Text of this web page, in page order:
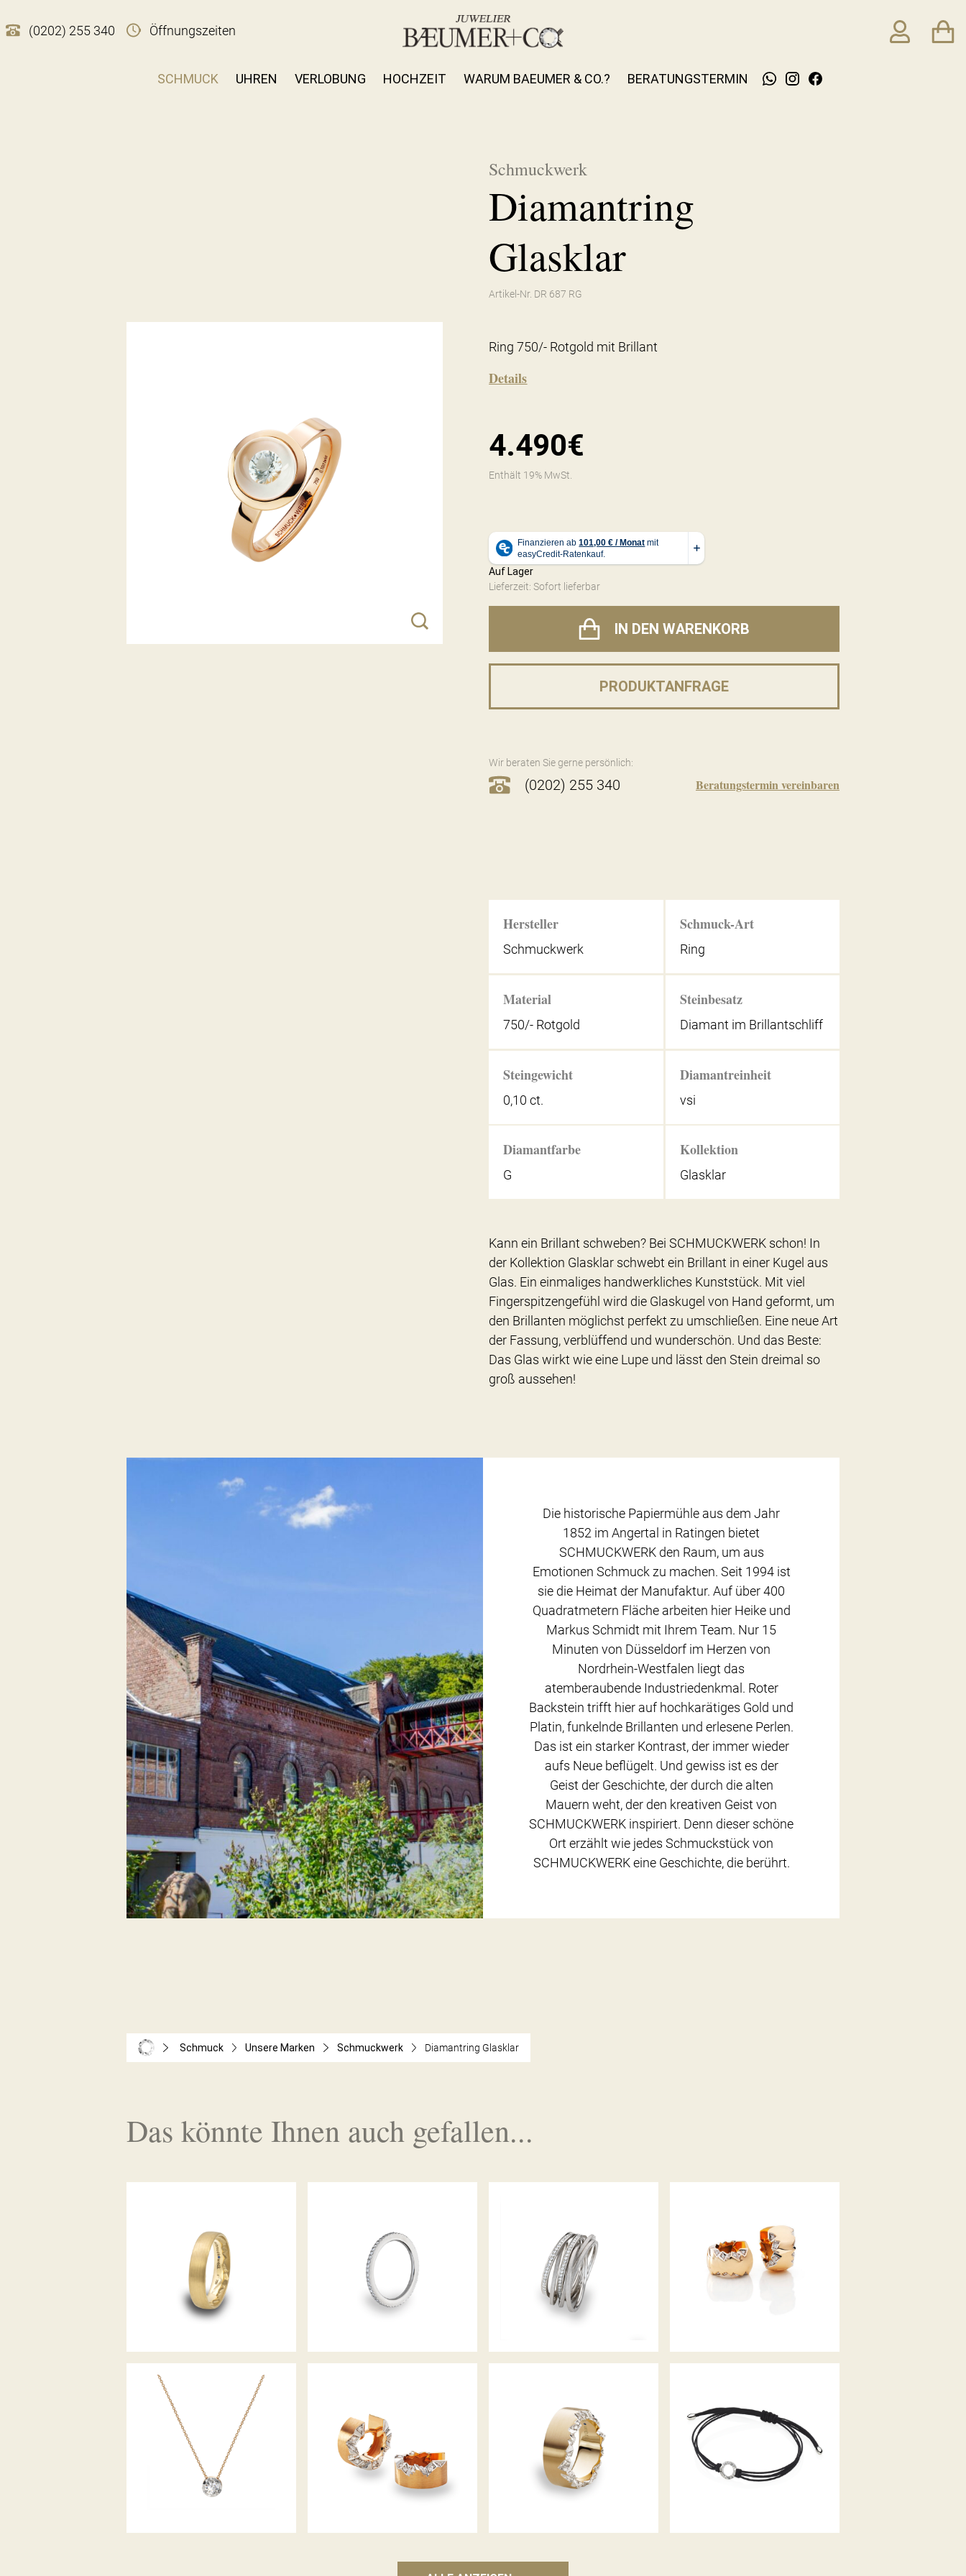
(0202) 255 340 Öffnungszeiten
SCHMUCK UHREN VERLOBUNG HOCHZEIT WARUM BAEUMER & CO.? BERATUNGSTERMIN
Schmuckwerk
Diamantring
Glasklar
Artikel-Nr. DR 687 RG
Ring 750/- Rotgold mit Brillant
Details
4.490€
Enthält 19% MwSt.
Auf Lager
Lieferzeit: Sofort lieferbar
IN DEN WARENKORB
PRODUKTANFRAGE
Wir beraten Sie gerne persönlich:
(0202) 255 340 Beratungstermin vereinbaren
Hersteller
Schmuckwerk
Schmuck-Art
Ring
Material
750/- Rotgold
Steinbesatz
Diamant im Brillantschliff
Steingewicht
0,10 ct.
Diamantreinheit
vsi
Diamantfarbe
G
Kollektion
Glasklar
Kann ein Brillant schweben? Bei SCHMUCKWERK schon! In
der Kollektion Glasklar schwebt ein Brillant in einer Kugel aus
Glas. Ein einmaliges handwerkliches Kunststück. Mit viel
Fingerspitzengefühl wird die Glaskugel von Hand geformt, um
den Brillanten möglichst perfekt zu umschließen. Eine neue Art
der Fassung, verblüffend und wunderschön. Und das Beste:
Das Glas wirkt wie eine Lupe und lässt den Stein dreimal so
groß aussehen!
Die historische Papiermühle aus dem Jahr
1852 im Angertal in Ratingen bietet
SCHMUCKWERK den Raum, um aus
Emotionen Schmuck zu machen. Seit 1994 ist
sie die Heimat der Manufaktur. Auf über 400
Quadratmetern Fläche arbeiten hier Heike und
Markus Schmidt mit Ihrem Team. Nur 15
Minuten von Düsseldorf im Herzen von
Nordrhein-Westfalen liegt das
atemberaubende Industriedenkmal. Roter
Backstein trifft hier auf hochkarätiges Gold und
Platin, funkelnde Brillanten und erlesene Perlen.
Das ist ein starker Kontrast, der immer wieder
aufs Neue beflügelt. Und gewiss ist es der
Geist der Geschichte, der durch die alten
Mauern weht, der den kreativen Geist von
SCHMUCKWERK inspiriert. Denn dieser schöne
Ort erzählt wie jedes Schmuckstück von
SCHMUCKWERK eine Geschichte, die berührt.
Schmuck Unsere Marken Schmuckwerk Diamantring Glasklar
Das könnte Ihnen auch gefallen...
ALPENRING MEMOIRERING ALPEN DIAMANTRING SATURN ALPENCREOLEN
DIAMANTCOLLIER ALPEN ALPENCREOLEN ALPENRING DIAMANTARMBAND ALPEN